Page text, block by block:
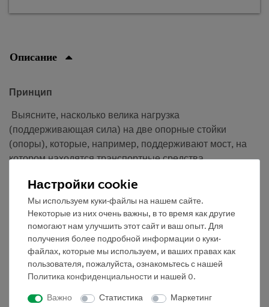
Описание
Принцип
Выясните, насколько велика нагрузка
(поддерживающая сила) на две опорные стойки
(опоры), которые, например, поддерживают мост, на
котором находятся транспортные средства.
Преимущества
• Оптимизирован для демонстрационных
экспериментов: преобразование из горизонтального в
вертикальное положение
• Очень хорошая видимость: большие устройства
легко наблюдать на однотонном фоне
• Сильные магниты (не менее 10 Н) обеспечивают
Настройки cookie
Мы используем куки-файлы на нашем сайте.
Некоторые из них очень важны, в то время как другие
помогают нам улучшить этот сайт и ваш опыт. Для
получения более подробной информации о куки-
файлах, которые мы используем, и ваших правах как
пользователя, пожалуйста, ознакомьтесь с нашей
Политика конфиденциальности и нашей 0.
Важно Статистика Маркетинг